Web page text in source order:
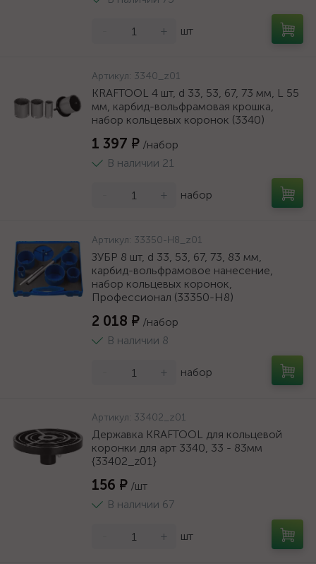
+ шт
Артикул: 3340_z01
KRAFTOOL 4 шт, d 33, 53, 67, 73 мм, L 55
мм, карбид-вольфрамовая крошка,
набор кольцевых коронок (3340)
1 397 ₽ /набор
В наличии 21
+ набор
Артикул: 33350-H8_z01
ЗУБР 8 шт, d 33, 53, 67, 73, 83 мм,
карбид-вольфрамовое нанесение,
набор кольцевых коронок,
Профессионал (33350-H8)
2 018 ₽ /набор
В наличии 8
+ набор
Артикул: 33402_z01
Державка KRAFTOOL для кольцевой
коронки для арт 3340, 33 - 83мм
{33402_z01}
156 ₽ /шт
В наличии 67
+ шт